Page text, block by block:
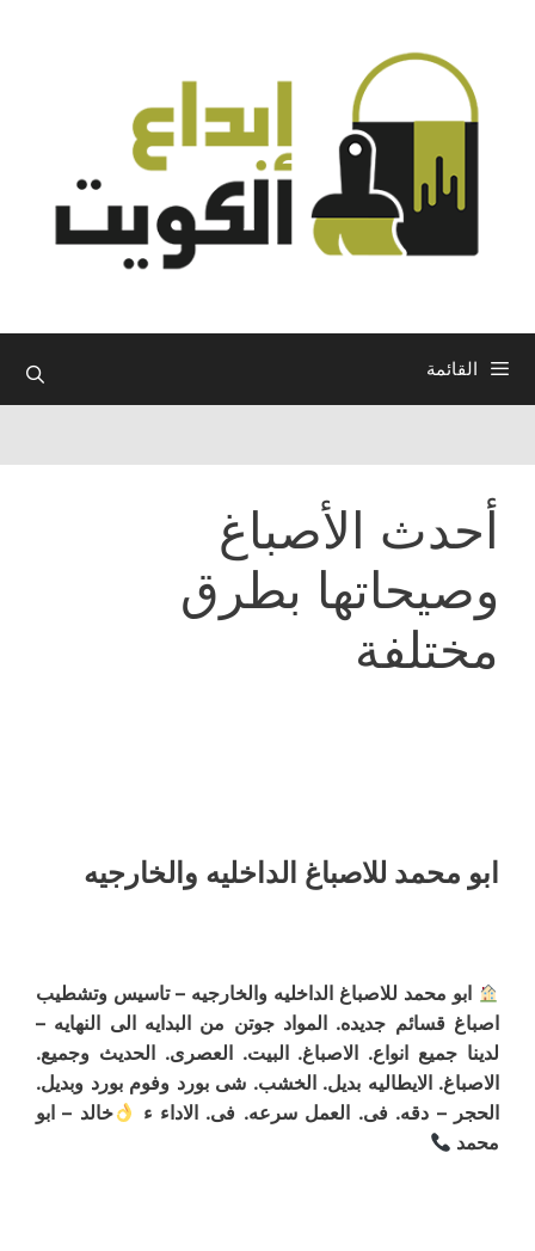
القائمة
أحدث الأصباغ
وصيحاتها بطرق
مختلفة
ابو محمد للاصباغ الداخليه والخارجيه
ابو محمد للاصباغ الداخليه والخارجيه – تاسيس وتشطيب
اصباغ قسائم جديده. المواد جوتن من البدايه الى النهايه –
لدينا جميع انواع. الاصباغ. البيت. العصرى. الحديث وجميع.
الاصباغ. الايطاليه بديل. الخشب. شى بورد وفوم بورد وبديل.
الحجر – دقه. فى. العمل سرعه. فى. الاداء ء
خالد – ابو
محمد